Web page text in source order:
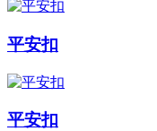
平安扣
平安扣